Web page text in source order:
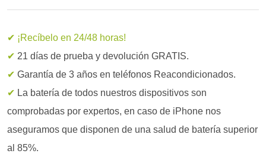
✔ ¡Recíbelo en 24/48 horas!
✔ 21 días de prueba y devolución GRATIS.
✔ Garantía de 3 años en teléfonos Reacondicionados.
✔ La batería de todos nuestros dispositivos son
comprobadas por expertos, en caso de iPhone nos
aseguramos que disponen de una salud de batería superior
al 85%.